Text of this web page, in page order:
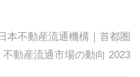
本不動産流通機構｜首都圏
不動産流通市場の動向 2023